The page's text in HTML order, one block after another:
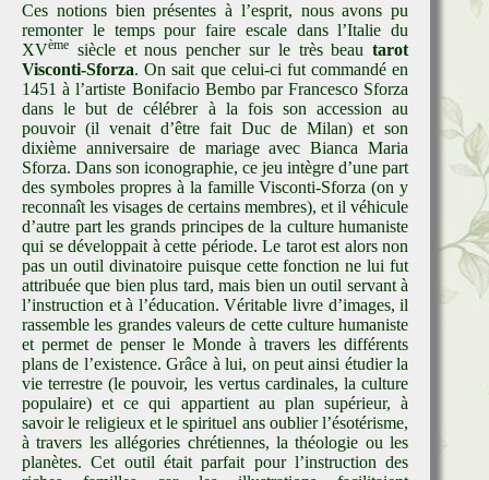
Ces notions bien présentes à l’esprit, nous avons pu
remonter le temps pour faire escale dans l’Italie du
XVème siècle et nous pencher sur le très beautarot
Visconti-Sforza. On sait que celui-ci fut commandé en
1451 à l’artiste Bonifacio Bembo par Francesco Sforza
dans le but de célébrer à la fois son accession au
pouvoir (il venait d’être fait Duc de Milan) et son
dixième anniversaire de mariage avec Bianca Maria
Sforza. Dans son iconographie, ce jeu intègre d’une part
des symboles propres à la famille Visconti-Sforza (on y
reconnaît les visages de certains membres), et il véhicule
d’autre part les grands principes de la culture humaniste
qui se développait à cette période. Le tarot est alors non
pas un outil divinatoire puisque cette fonction ne lui fut
attribuée que bien plus tard, mais bien un outil servant à
l’instruction et à l’éducation. Véritable livre d’images, il
rassemble les grandes valeurs de cette culture humaniste
et permet de penser le Monde à travers les différents
plans de l’existence. Grâce à lui, on peut ainsi étudier la
vie terrestre (le pouvoir, les vertus cardinales, la culture
populaire) et ce qui appartient au plan supérieur, à
savoir le religieux et le spirituel ans oublier l’ésotérisme,
à travers les allégories chrétiennes, la théologie ou les
planètes. Cet outil était parfait pour l’instruction des